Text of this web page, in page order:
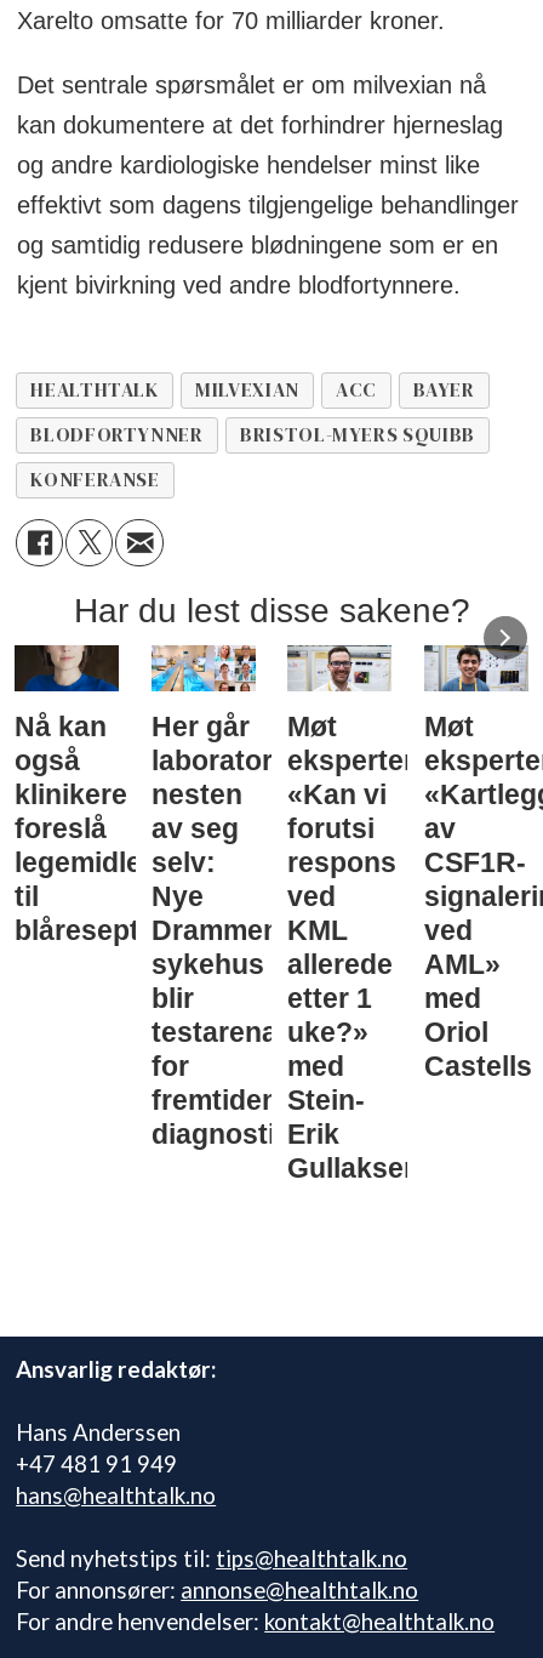
Xarelto omsatte for 70 milliarder kroner.
Det sentrale spørsmålet er om milvexian nå
kan dokumentere at det forhindrer hjerneslag
og andre kardiologiske hendelser minst like
effektivt som dagens tilgjengelige behandlinger
og samtidig redusere blødningene som er en
kjent bivirkning ved andre blodfortynnere.
HEALTHTALK MILVEXIAN ACC
BAYER
BLODFORTYNNER
BRISTOL-MYERS SQUIBB
KONFERANSE
Har du lest disse sakene?
Nå kan
også
klinikere
foreslå
legemidler
til
blåreseptvurdering
Her går
laboratorieprøvene
nesten
av seg
selv:
Nye
Drammen
sykehus
blir
testarena
for
fremtidens
diagnostikk
Møt
eksperten:
«Kan vi
forutsi
respons
ved
KML
allerede
etter 1
uke?»
med
Stein-
Erik
Gullaksen
Møt
av
CSF1R-
ved
AML»
med
Oriol
Castells
Ansvarlig redaktør:
Hans Anderssen
+47 481 91 949
hans@healthtalk.no
Send nyhetstips til: tips@healthtalk.no
For annonsører: annonse@healthtalk.no
For andre henvendelser: kontakt@healthtalk.no